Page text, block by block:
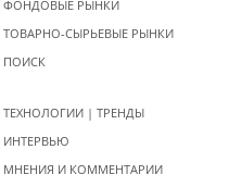
ФОНДОВЫЕ РЫНКИ
ТОВАРНО-СЫРЬЕВЫЕ РЫНКИ
ПОИСК
ТЕХНОЛОГИИ | ТРЕНДЫ
ИНТЕРВЬЮ
МНЕНИЯ И КОММЕНТАРИИ